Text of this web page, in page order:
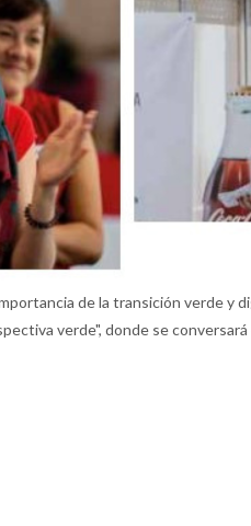
de la transición verde y
verde", donde se